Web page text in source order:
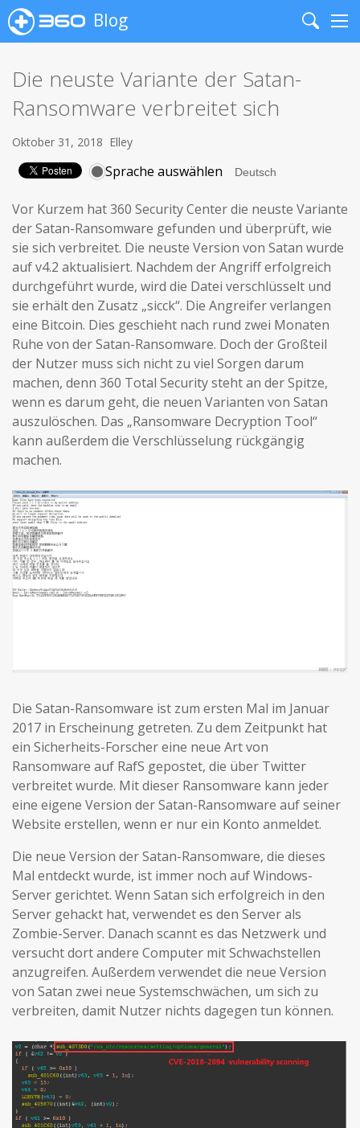
Blog
Search
Die neuste Variante der Satan-
Ransomware verbreitet sich
Oktober 31, 2018 Elley
Sprache auswählen
Vor Kurzem hat 360 Security Center die neuste Variante
der Satan-Ransomware gefunden und überprüft, wie
sie sich verbreitet. Die neuste Version von Satan wurde
auf v4.2 aktualisiert. Nachdem der Angriff erfolgreich
durchgeführt wurde, wird die Datei verschlüsselt und
sie erhält den Zusatz „sicck“. Die Angreifer verlangen
eine Bitcoin. Dies geschieht nach rund zwei Monaten
Ruhe von der Satan-Ransomware. Doch der Großteil
der Nutzer muss sich nicht zu viel Sorgen darum
machen, denn 360 Total Security steht an der Spitze,
wenn es darum geht, die neuen Varianten von Satan
auszulöschen. Das „Ransomware Decryption Tool“
kann außerdem die Verschlüsselung rückgängig
machen.
Die Satan-Ransomware ist zum ersten Mal im Januar
2017 in Erscheinung getreten. Zu dem Zeitpunkt hat
ein Sicherheits-Forscher eine neue Art von
Ransomware auf RafS gepostet, die über Twitter
verbreitet wurde. Mit dieser Ransomware kann jeder
eine eigene Version der Satan-Ransomware auf seiner
Website erstellen, wenn er nur ein Konto anmeldet.
Die neue Version der Satan-Ransomware, die dieses
Mal entdeckt wurde, ist immer noch auf Windows-
Server gerichtet. Wenn Satan sich erfolgreich in den
Server gehackt hat, verwendet es den Server als
Zombie-Server. Danach scannt es das Netzwerk und
versucht dort andere Computer mit Schwachstellen
anzugreifen. Außerdem verwendet die neue Version
von Satan zwei neue Systemschwächen, um sich zu
verbreiten, damit Nutzer nichts dagegen tun können.